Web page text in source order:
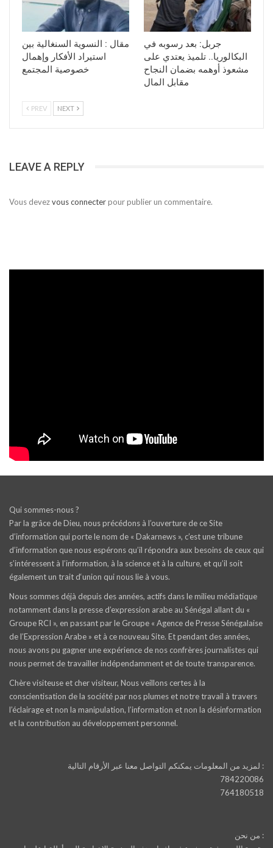
مقال : النسوية السنغالية بين
استيراد الأفكار وإهمال
خصوصية المجتمع
جربل: بعد رسوبه في
البكالوريا.. تلميذ يعتدي على
مشعوذ أوهمه بضمان النجاح
مقابل المال
PREV NEXT
LEAVE A REPLY
Vous devezvous connecterpour publier un commentaire.
Qui sommes-nous ?
Par la grâce de Dieu, nous précédons à l’ouverture de ce Site
d’information qui porte le nom de « Dakarnews », c’est une tribune
d’information que nous espérons qu’il répondra aux besoins de ceux qui
s’intéressent à l’information, à la science et à la culture, et qu’il soit
également un trait d‘union qui nous lie à vous.
Nous sommes déjà depuis des années, actifs dans le milieu médiatique
notamment dans la presse d’expression arabe au Sénégal allant du «
Groupe RCI », en passant par le Groupe « Agence de Presse Sénégalaise
de l’Expression Arabe » et à ce nouveau Site. Et pendant des années,
nous avons pu gagner une expérience de nos confrères journalistes qui
nous permet de travailler indépendamment et de toute transparence.
Chère visiteuse et cher visiteur, Nous veillons certes à la
conscientisation de la société par nos plumes et notre travail à travers
l’éclairage et non la manipulation, l’information et non la désinformation
et la contribution au développement personnel.
لمزيد من المعلومات يمكنكم التواصل معنا عبر الأرقام التالية :
784220086
764180518
من نحن :